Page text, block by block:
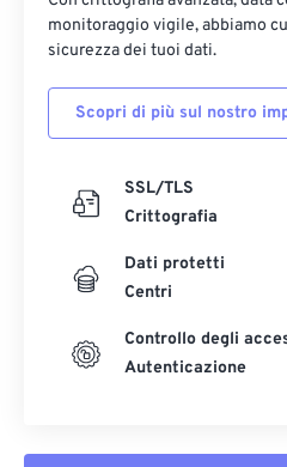
monitoraggio vigile, abbiamo
sicurezza dei tuoi dati.
Scopri di più sul nostro
SSL/TLS
Crittografia
Dati protetti
Centri
Controllo degli
Autenticazione